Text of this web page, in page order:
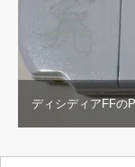
ディシディアFFの